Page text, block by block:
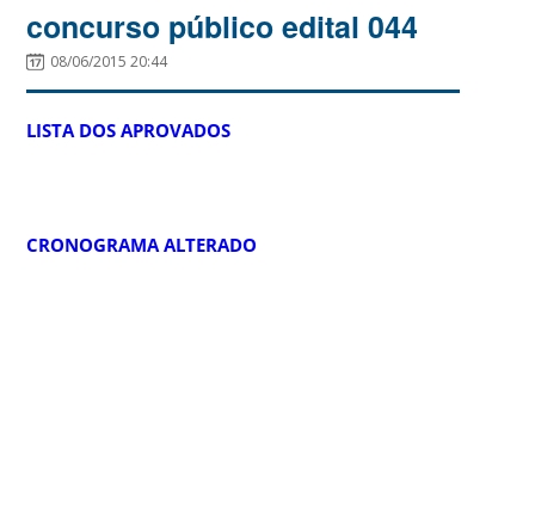
concurso público edital 044
08/06/2015 20:44
LISTA DOS APROVADOS
CRONOGRAMA ALTERADO